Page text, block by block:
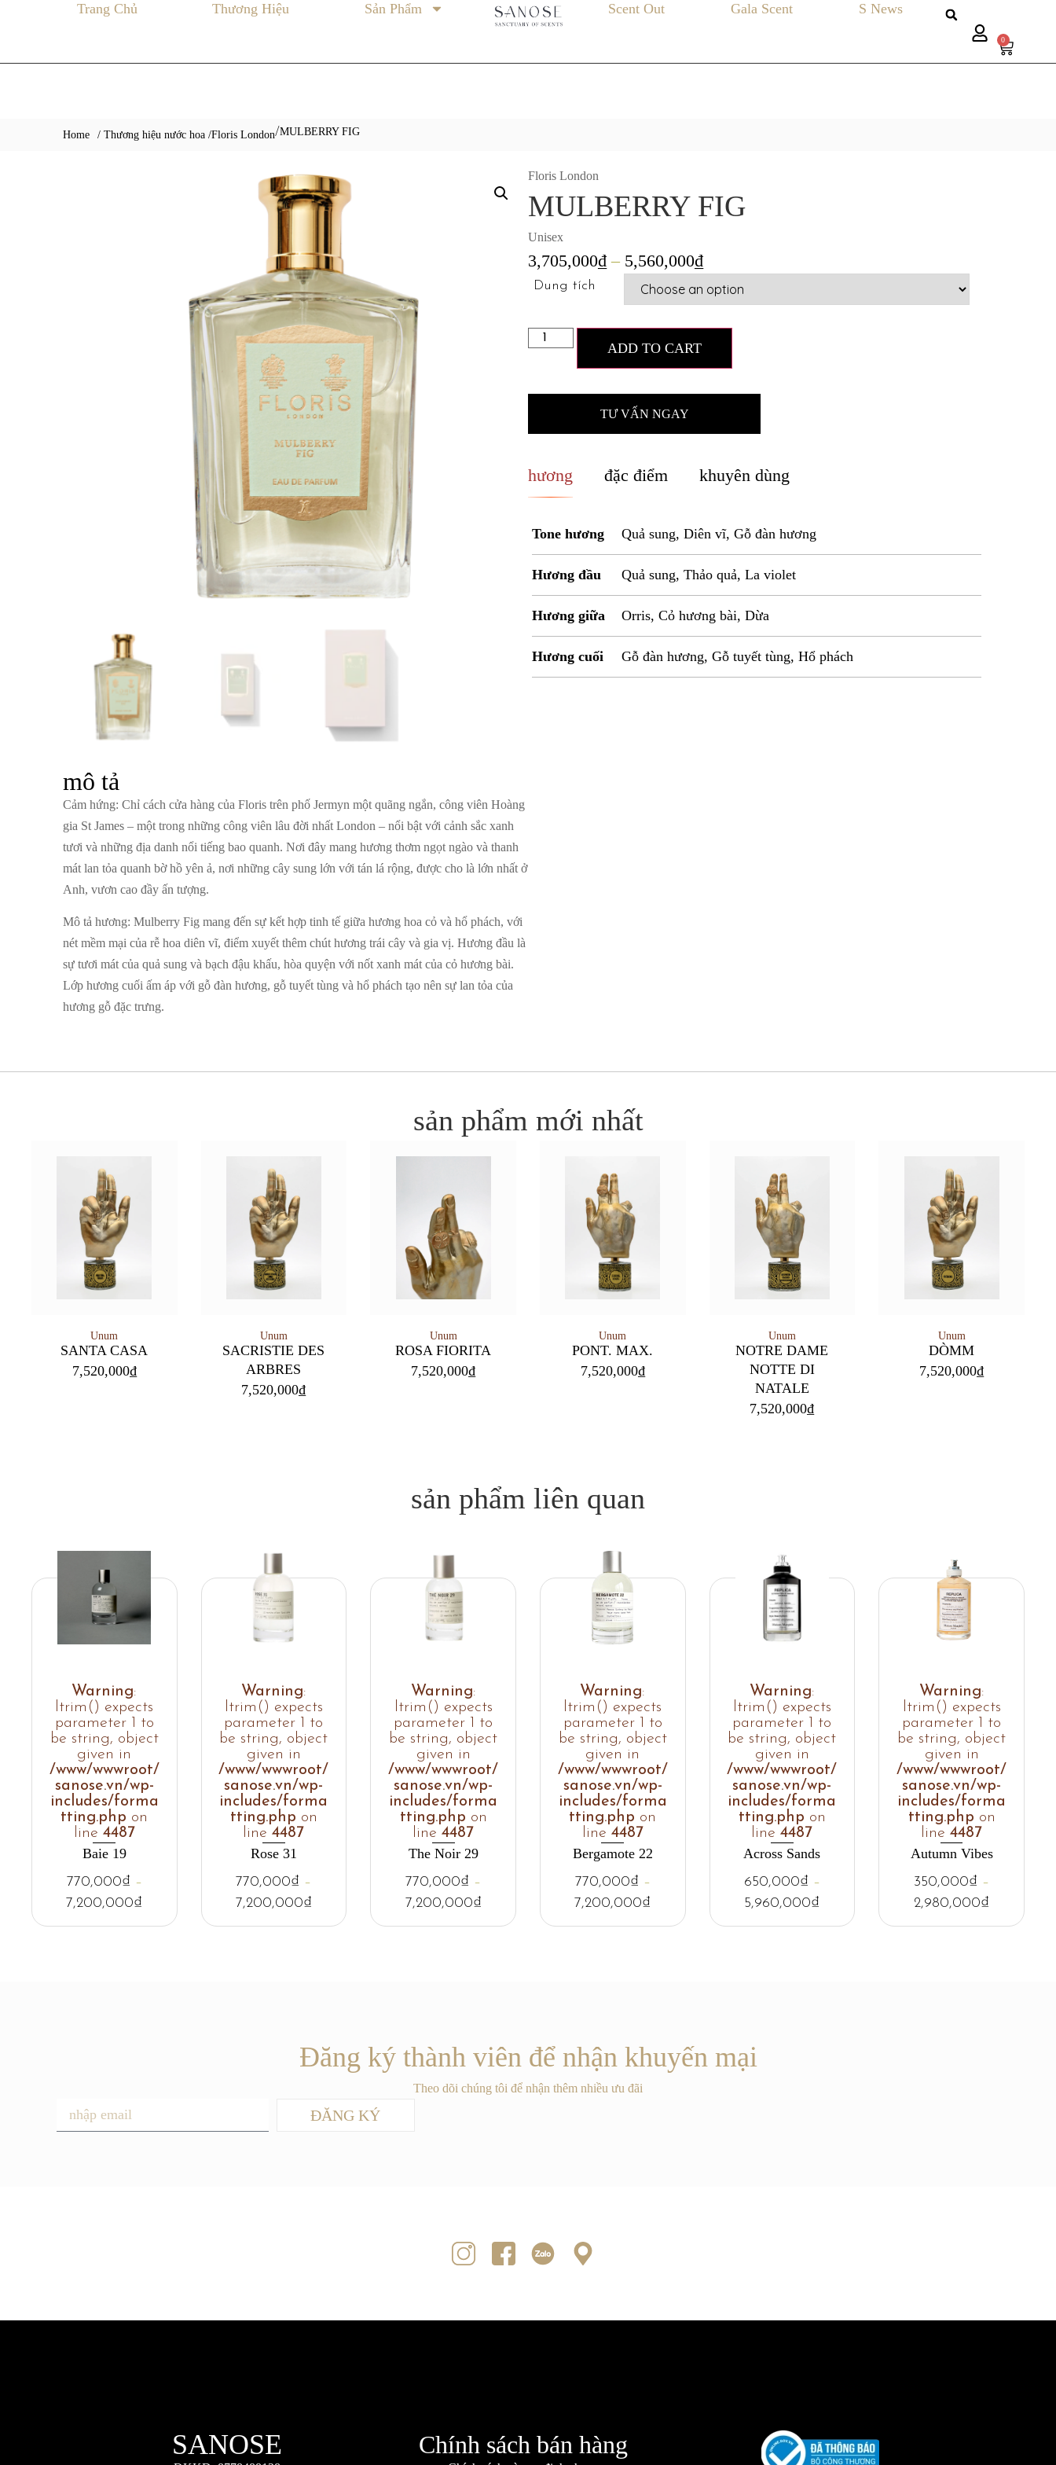
Trang Chủ Thương Hiệu Sản Phẩm Scent Out Gala Scent S News
0
Home / Thương hiệu nước hoa /Floris London/MULBERRY FIG
mô tả
Cảm hứng: Chỉ cách cửa hàng của Floris trên phố Jermyn một quãng ngắn, công viên Hoàng
gia St James – một trong những công viên lâu đời nhất London – nổi bật với cảnh sắc xanh
tươi và những địa danh nổi tiếng bao quanh. Nơi đây mang hương thơm ngọt ngào và thanh
mát lan tỏa quanh bờ hồ yên ả, nơi những cây sung lớn với tán lá rộng, được cho là lớn nhất ở
Anh, vươn cao đầy ấn tượng.
Mô tả hương: Mulberry Fig mang đến sự kết hợp tinh tế giữa hương hoa cỏ và hổ phách, với
nét mềm mại của rễ hoa diên vĩ, điểm xuyết thêm chút hương trái cây và gia vị. Hương đầu là
sự tươi mát của quả sung và bạch đậu khấu, hòa quyện với nốt xanh mát của cỏ hương bài.
Lớp hương cuối ấm áp với gỗ đàn hương, gỗ tuyết tùng và hổ phách tạo nên sự lan tỏa của
hương gỗ đặc trưng.
Floris London
MULBERRY FIG
Unisex
3,705,000₫ – 5,560,000₫
Dung tích
ADD TO CART
TƯ VẤN NGAY
hương đặc điểm khuyên dùng
Tone hương Quả sung, Diên vĩ, Gỗ đàn hương
Hương đầu Quả sung, Thảo quả, La violet
Hương giữa Orris, Cỏ hương bài, Dừa
Hương cuối Gỗ đàn hương, Gỗ tuyết tùng, Hổ phách
sản phẩm mới nhất
Unum
SANTA CASA
7,520,000₫
Unum
SACRISTIE DES
ARBRES
7,520,000₫
Unum
ROSA FIORITA
7,520,000₫
Unum
PONT. MAX.
7,520,000₫
Unum
NOTRE DAME
NOTTE DI
NATALE
7,520,000₫
Unum
DÒMM
7,520,000₫
sản phẩm liên quan
Warning:
ltrim() expects
parameter 1 to
be string, object
given in
/www/wwwroot/
sanose.vn/wp-
includes/forma
tting.php on
line 4487
Baie 19
770,000₫ –
7,200,000₫
Warning:
ltrim() expects
parameter 1 to
be string, object
given in
/www/wwwroot/
sanose.vn/wp-
includes/forma
tting.php on
line4487
Rose 31
770,000₫ –
7,200,000₫
Warning:
ltrim() expects
parameter 1 to
be string, object
given in
/www/wwwroot/
sanose.vn/wp-
includes/forma
tting.php on
line4487
The Noir 29
770,000₫ –
7,200,000₫
Warning:
ltrim() expects
parameter 1 to
be string, object
given in
/www/wwwroot/
sanose.vn/wp-
includes/forma
tting.php on
line 4487
Bergamote 22
770,000₫ –
7,200,000₫
Warning:
ltrim() expects
parameter 1 to
be string, object
given in
/www/wwwroot/
sanose.vn/wp-
includes/forma
tting.php on
line4487
Across Sands
650,000₫ –
5,960,000₫
Warning:
ltrim() expects
parameter 1 to
be string, object
given in
/www/wwwroot/
sanose.vn/wp-
includes/forma
tting.php on
line4487
Autumn Vibes
350,000₫ –
2,980,000₫
Đăng ký thành viên để nhận khuyến mại
Theo dõi chúng tôi để nhận thêm nhiều ưu đãi
ĐĂNG KÝ
SANOSE Chính sách bán hàng